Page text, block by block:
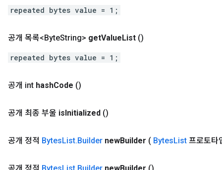
repeated bytes value = 1;
공개 목록<ByteString> getValueList ()
repeated bytes value = 1;
공개 int hashCode ()
공개 최종 부울 isInitialized ()
공개 정적 BytesList.Builder newBuilder ( BytesList 프로토타